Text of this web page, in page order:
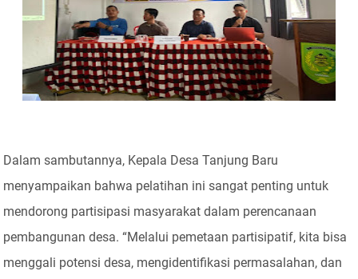
Dalam sambutannya, Kepala Desa Tanjung Baru
menyampaikan bahwa pelatihan ini sangat penting untuk
mendorong partisipasi masyarakat dalam perencanaan
pembangunan desa. “Melalui pemetaan partisipatif, kita bisa
menggali potensi desa, mengidentifikasi permasalahan, dan